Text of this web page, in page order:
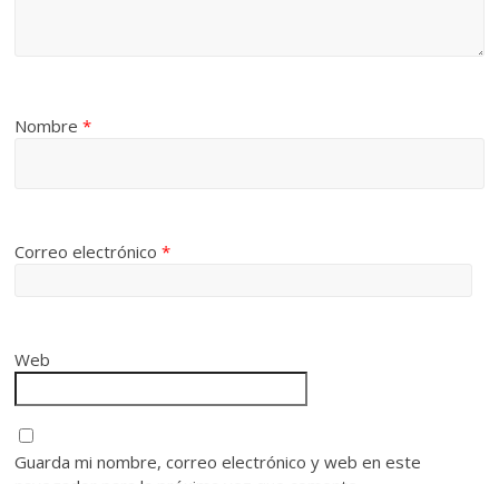
Nombre*
Correo electrónico*
Web
Guarda mi nombre, correo electrónico y web en este